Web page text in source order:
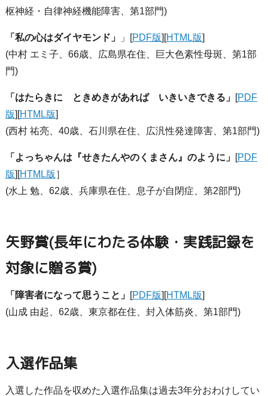
枢神経・自律神経機能障害、第1部門)
「私の心はダイヤモンド」 」[PDF版][HTML版]
(中村 エミ子、66歳、広島県在住、巨大色素性母斑、第1部
門)
「はたらきに ときめきがあれば いきいきできる」 [PDF
版][HTML版]
(西村 祐亮、40歳、石川県在住、広汎性発達障害、第1部門)
「よっちゃんは『せきたんやのくまさん』のように」 [PDF
版][HTML版 ］
(水上 勉、62歳、兵庫県在住、息子が自閉症、第2部門)
矢野賞(長年にわたる体験・実践記録を
対象に贈る賞)
「障害者になって思うこと」 [PDF版][HTML版]
(山成 由起、62歳、東京都在住、封入体筋炎、第1部門)
入選作品集
入選した作品を収めた入選作品集は過去3年分おわけしてい